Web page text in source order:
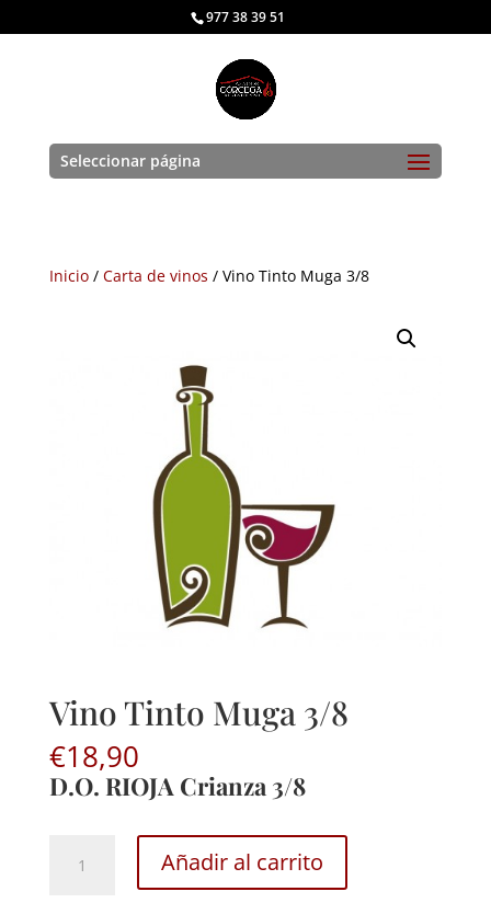
977 38 39 51
Seleccionar página
Inicio/ Carta de vinos / Vino Tinto Muga 3/8
Vino Tinto Muga 3/8
€18,90
D.O. RIOJA Crianza 3/8
Tinto
Añadir al carrito